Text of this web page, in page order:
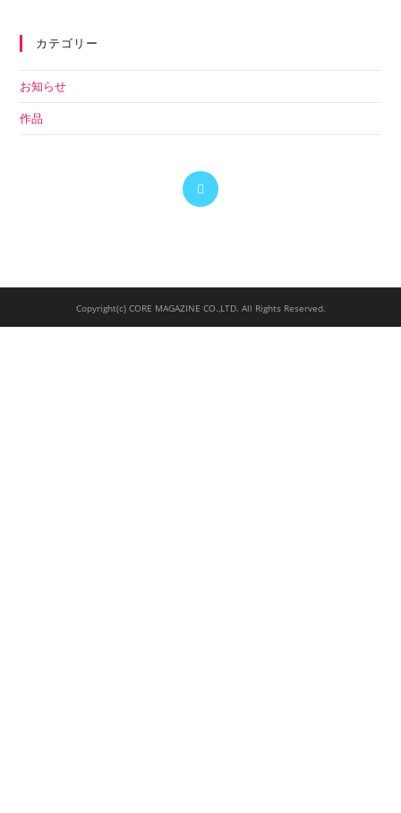
カテゴリー
お知らせ
作品
Copyright(c) CORE MAGAZINE CO.,LTD. All Rights Reserved.